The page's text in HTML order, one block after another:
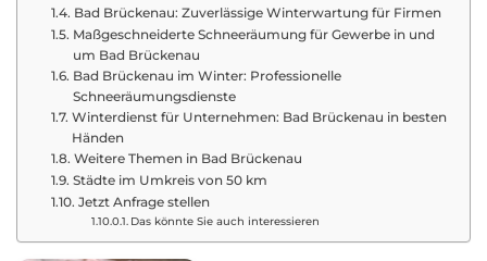
Bad Brückenau: Zuverlässige Winterwartung für Firmen
Maßgeschneiderte Schneeräumung für Gewerbe in und
um Bad Brückenau
Bad Brückenau im Winter: Professionelle
Schneeräumungsdienste
Winterdienst für Unternehmen: Bad Brückenau in besten
Händen
Weitere Themen in Bad Brückenau
Städte im Umkreis von 50 km
Jetzt Anfrage stellen
Das könnte Sie auch interessieren